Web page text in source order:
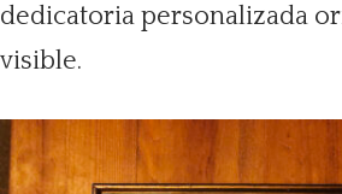
dedicatoria personalizada
visible.